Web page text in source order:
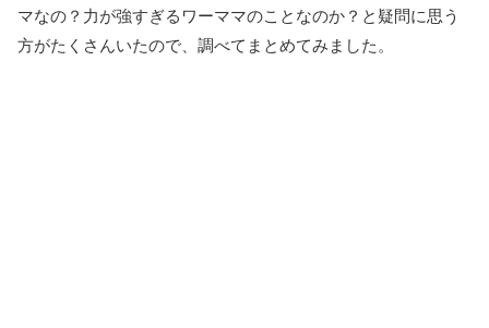
マなの？力が強すぎるワーママのことなのか？と疑問に思う
方がたくさんいたので、調べてまとめてみました。